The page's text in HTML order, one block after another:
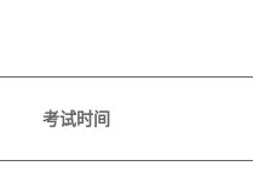
考试时间